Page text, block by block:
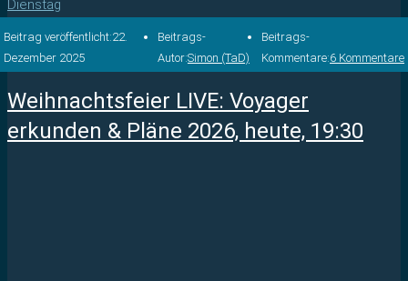
Dienstag
Beitrag veröffentlicht:22.
Dezember 2025
Beitrags-
Autor:Simon (TaD)
Beitrags-
Kommentare:6 Kommentare
Weihnachtsfeier LIVE: Voyager
erkunden & Pläne 2026, heute, 19:30